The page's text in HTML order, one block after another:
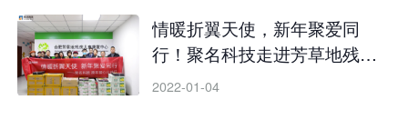
情暖折翼天使，新年聚爱同
行！聚名科技走进芳草地残疾
儿童康复中心
2022-01-04